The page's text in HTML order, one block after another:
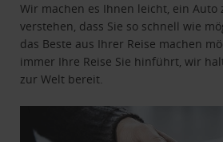
Wir machen es Ihnen leicht, ein Auto
verstehen, dass Sie so schnell wie
das Beste aus Ihrer Reise machen
immer Ihre Reise Sie hinführt, wir
zur Welt bereit.